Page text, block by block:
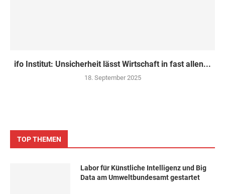
ifo Institut: Unsicherheit lässt Wirtschaft in fast allen...
18. September 2025
TOP THEMEN
Labor für Künstliche Intelligenz und Big
Data am Umweltbundesamt gestartet